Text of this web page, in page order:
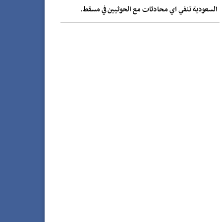
السعودية تنفي اي محادثات مع الحوثيين في مسقط.